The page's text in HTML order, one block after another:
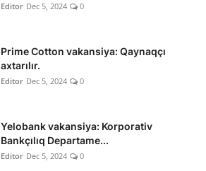
Editor Dec 5, 2024 0
Prime Cotton vakansiya: Qaynaqçı
axtarılır.
Editor Dec 5, 2024 0
Yelobank vakansiya: Korporativ
Bankçılıq Departame...
Editor Dec 5, 2024 0